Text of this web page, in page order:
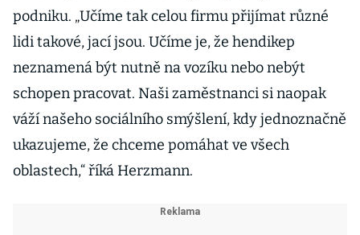
podniku. „Učíme tak celou firmu přijímat různé
lidi takové, jací jsou. Učíme je, že hendikep
neznamená být nutně na vozíku nebo nebýt
schopen pracovat. Naši zaměstnanci si naopak
váží našeho sociálního smýšlení, kdy jednoznačně
ukazujeme, že chceme pomáhat ve všech
oblastech,“ říká Herzmann.